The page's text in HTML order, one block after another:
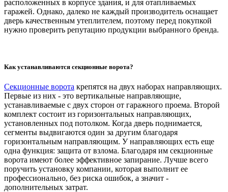
расположенных в корпусе здания, и для отапливаемых
гаражей. Однако, далеко не каждый производитель оснащает
дверь качественным утеплителем, поэтому перед покупкой
нужно проверить репутацию продукции выбранного бренда.
Как устанавливаются секционные ворота?
Секционные ворота крепятся на двух наборах направляющих.
Первые из них - это вертикальные направляющие,
устанавливаемые с двух сторон от гаражного проема. Второй
комплект состоит из горизонтальных направляющих,
установленных под потолком. Когда дверь поднимается,
сегменты выдвигаются один за другим благодаря
горизонтальным направляющим. У направляющих есть еще
одна функция: защита от взлома. Благодаря им секционные
ворота имеют более эффективное запирание. Лучше всего
поручить установку компании, которая выполнит ее
профессионально, без риска ошибок, а значит -
дополнительных затрат.